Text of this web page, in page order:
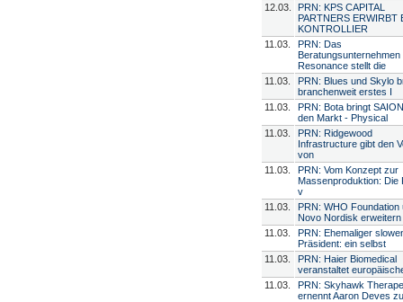
12.03.
PRN: KPS CAPITAL
PARTNERS ERWIRBT
KONTROLLIER
11.03.
PRN: Das
Beratungsunternehmen
Resonance stellt die
11.03.
PRN: Blues und Skylo
branchenweit erstes I
11.03.
PRN: Bota bringt
den Markt - Physical
11.03.
PRN: Ridgewood
Infrastructure gibt den
von
11.03.
PRN: Vom Konzept zur
Massenproduktion: Die
v
11.03.
PRN: WHO Foundation
Novo Nordisk
11.03.
PRN: Ehemaliger
Präsident: ein selbst
11.03.
PRN: Haier Biomedical
veranstaltet
11.03.
PRN: Skyhawk
ernennt Aaron Deves